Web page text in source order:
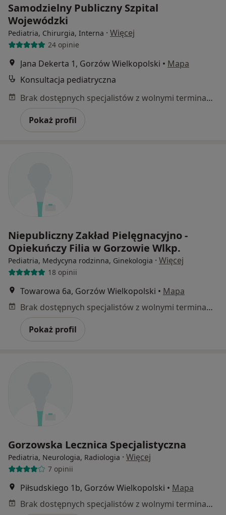
Samodzielny Publiczny Szpital
Wojewódzki
Pediatria, Chirurgia, Interna · Więcej
24 opinie
Jana Dekerta 1, Gorzów Wielkopolski • Mapa
Konsultacja pediatryczna
Brak dostępnych specjalistów z wolnymi terminami w tym centrum medycznym.
Pokaż profil
Niepubliczny Zakład Pielęgnacyjno -
Opiekuńczy Filia w Gorzowie Wlkp.
Pediatria, Medycyna rodzinna, Ginekologia · Więcej
18 opinii
Towarowa 6a, Gorzów Wielkopolski • Mapa
Brak dostępnych specjalistów z wolnymi terminami w tym centrum medycznym.
Pokaż profil
Gorzowska Lecznica Specjalistyczna
Pediatria, Neurologia, Radiologia · Więcej
7 opinii
Piłsudskiego 1b, Gorzów Wielkopolski • Mapa
Brak dostępnych specjalistów z wolnymi terminami w tym centrum medycznym.